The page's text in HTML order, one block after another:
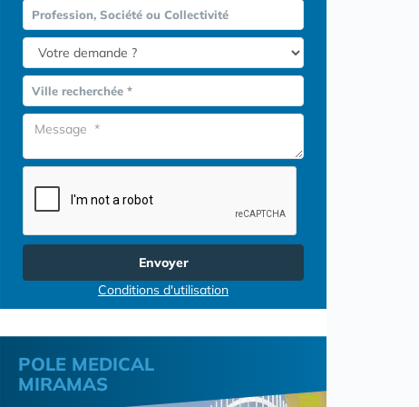
Profession, Société ou Collectivité
Ville recherchée *
Envoyer
Conditions d'utilisation
POLE MEDICAL
MIRAMAS